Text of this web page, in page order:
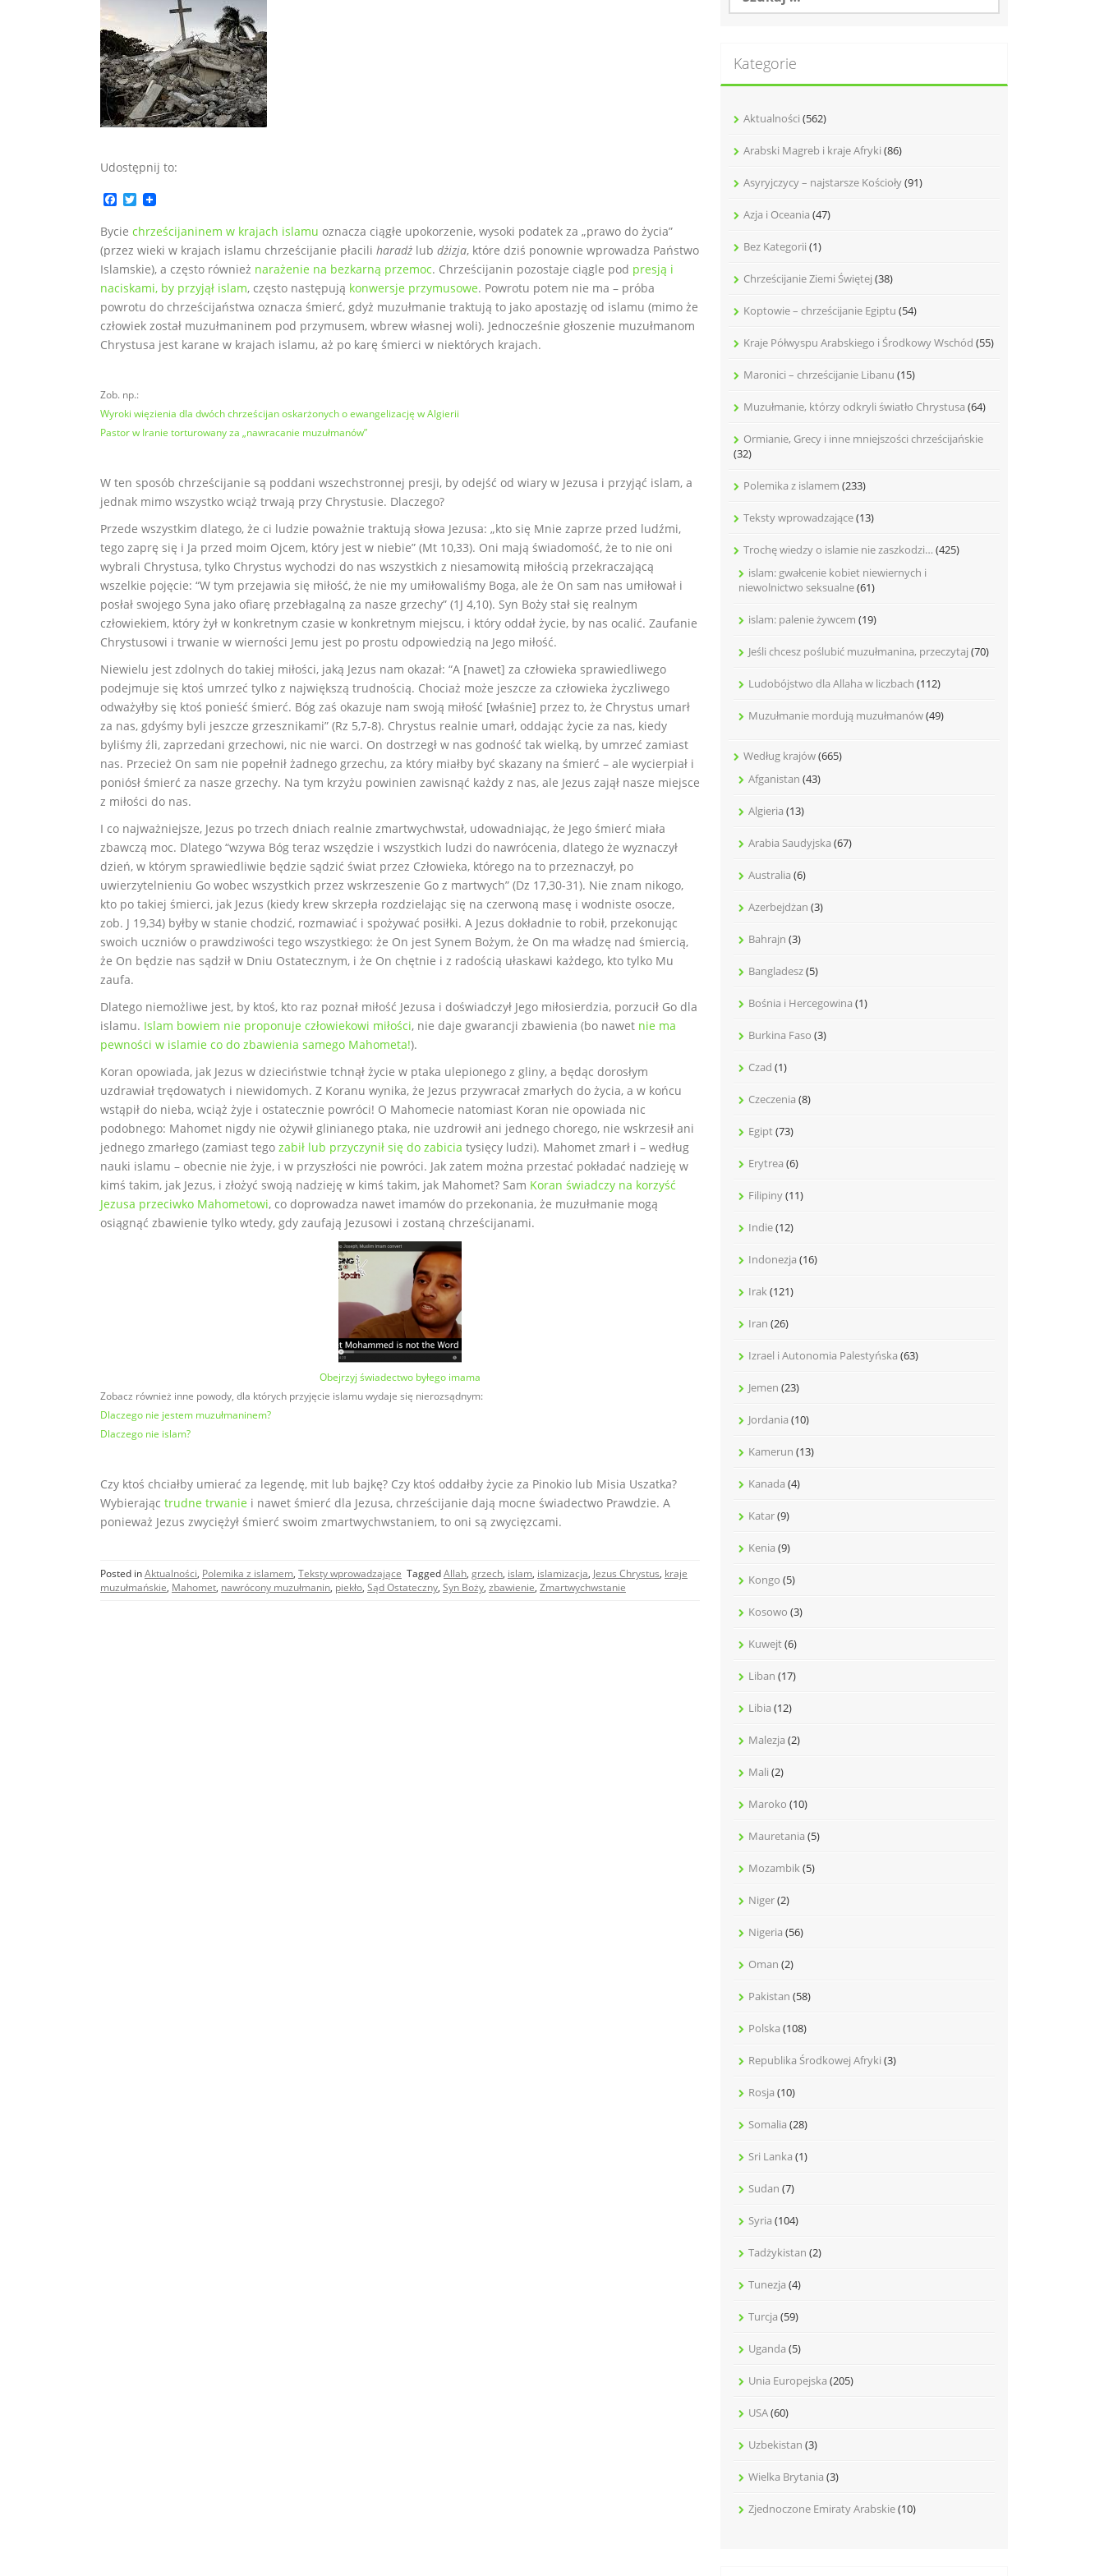
Udostępnij to:
c
e
b
o
o
k
T
i
t
t
e
r
Bycie chrześcijaninem w krajach islamu oznacza ciągłe upokorzenie, wysoki podatek za „prawo do życia”
(przez wieki w krajach islamu chrześcijanie płacili haradż lub dżizja, które dziś ponownie wprowadza Państwo
Islamskie), a często również narażenie na bezkarną przemoc. Chrześcijanin pozostaje ciągle pod presją i
naciskami, by przyjął islam, często następują konwersje przymusowe. Powrotu potem nie ma – próba
powrotu do chrześcijaństwa oznacza śmierć, gdyż muzułmanie traktują to jako apostazję od islamu (mimo że
człowiek został muzułmaninem pod przymusem, wbrew własnej woli). Jednocześnie głoszenie muzułmanom
Chrystusa jest karane w krajach islamu, aż po karę śmierci w niektórych krajach.
Zob. np.:
Wyroki więzienia dla dwóch chrześcijan oskarżonych o ewangelizację w Algierii
Pastor w Iranie torturowany za „nawracanie muzułmanów”
W ten sposób chrześcijanie są poddani wszechstronnej presji, by odejść od wiary w Jezusa i przyjąć islam, a
jednak mimo wszystko wciąż trwają przy Chrystusie. Dlaczego?
Przede wszystkim dlatego, że ci ludzie poważnie traktują słowa Jezusa: „kto się Mnie zaprze przed ludźmi,
tego zaprę się i Ja przed moim Ojcem, który jest w niebie” (Mt 10,33). Oni mają świadomość, że to nie oni
wybrali Chrystusa, tylko Chrystus wychodzi do nas wszystkich z niesamowitą miłością przekraczającą
wszelkie pojęcie: “W tym przejawia się miłość, że nie my umiłowaliśmy Boga, ale że On sam nas umiłował i
posłał swojego Syna jako ofiarę przebłagalną za nasze grzechy” (1J 4,10). Syn Boży stał się realnym
człowiekiem, który żył w konkretnym czasie w konkretnym miejscu, i który oddał życie, by nas ocalić. Zaufanie
Chrystusowi i trwanie w wierności Jemu jest po prostu odpowiedzią na Jego miłość.
Niewielu jest zdolnych do takiej miłości, jaką Jezus nam okazał: “A [nawet] za człowieka sprawiedliwego
podejmuje się ktoś umrzeć tylko z największą trudnością. Chociaż może jeszcze za człowieka życzliwego
odważyłby się ktoś ponieść śmierć. Bóg zaś okazuje nam swoją miłość [właśnie] przez to, że Chrystus umarł
za nas, gdyśmy byli jeszcze grzesznikami” (Rz 5,7-8). Chrystus realnie umarł, oddając życie za nas, kiedy
byliśmy źli, zaprzedani grzechowi, nic nie warci. On dostrzegł w nas godność tak wielką, by umrzeć zamiast
nas. Przecież On sam nie popełnił żadnego grzechu, za który miałby być skazany na śmierć – ale wycierpiał i
poniósł śmierć za nasze grzechy. Na tym krzyżu powinien zawisnąć każdy z nas, ale Jezus zajął nasze miejsce
z miłości do nas.
I co najważniejsze, Jezus po trzech dniach realnie zmartwychwstał, udowadniając, że Jego śmierć miała
zbawczą moc. Dlatego “wzywa Bóg teraz wszędzie i wszystkich ludzi do nawrócenia, dlatego że wyznaczył
dzień, w którym sprawiedliwie będzie sądzić świat przez Człowieka, którego na to przeznaczył, po
uwierzytelnieniu Go wobec wszystkich przez wskrzeszenie Go z martwych” (Dz 17,30-31). Nie znam nikogo,
kto po takiej śmierci, jak Jezus (kiedy krew skrzepła rozdzielając się na czerwoną masę i wodniste osocze,
zob. J 19,34) byłby w stanie chodzić, rozmawiać i spożywać posiłki. A Jezus dokładnie to robił, przekonując
swoich uczniów o prawdziwości tego wszystkiego: że On jest Synem Bożym, że On ma władzę nad śmiercią,
że On będzie nas sądził w Dniu Ostatecznym, i że On chętnie i z radością ułaskawi każdego, kto tylko Mu
zaufa.
Dlatego niemożliwe jest, by ktoś, kto raz poznał miłość Jezusa i doświadczył Jego miłosierdzia, porzucił Go dla
islamu. Islam bowiem nie proponuje człowiekowi miłości, nie daje gwarancji zbawienia (bo nawet nie ma
pewności w islamie co do zbawienia samego Mahometa!).
Koran opowiada, jak Jezus w dzieciństwie tchnął życie w ptaka ulepionego z gliny, a będąc dorosłym
uzdrawiał trędowatych i niewidomych. Z Koranu wynika, że Jezus przywracał zmarłych do życia, a w końcu
wstąpił do nieba, wciąż żyje i ostatecznie powróci! O Mahomecie natomiast Koran nie opowiada nic
podobnego: Mahomet nigdy nie ożywił glinianego ptaka, nie uzdrowił ani jednego chorego, nie wskrzesił ani
jednego zmarłego (zamiast tego zabił lub przyczynił się do zabicia tysięcy ludzi). Mahomet zmarł i – według
nauki islamu – obecnie nie żyje, i w przyszłości nie powróci. Jak zatem można przestać pokładać nadzieję w
kimś takim, jak Jezus, i złożyć swoją nadzieję w kimś takim, jak Mahomet? Sam Koran świadczy na korzyść
Jezusa przeciwko Mahometowi, co doprowadza nawet imamów do przekonania, że muzułmanie mogą
osiągnąć zbawienie tylko wtedy, gdy zaufają Jezusowi i zostaną chrześcijanami.
Obejrzyj świadectwo byłego imama
Zobacz również inne powody, dla których przyjęcie islamu wydaje się nierozsądnym:
Dlaczego nie jestem muzułmaninem?
Dlaczego nie islam?
Czy ktoś chciałby umierać za legendę, mit lub bajkę? Czy ktoś oddałby życie za Pinokio lub Misia Uszatka?
Wybierając trudne trwanie i nawet śmierć dla Jezusa, chrześcijanie dają mocne świadectwo Prawdzie. A
ponieważ Jezus zwyciężył śmierć swoim zmartwychwstaniem, to oni są zwycięzcami.
Posted inAktualności, Polemika z islamem, Teksty wprowadzające TaggedAllah, grzech, islam, islamizacja, Jezus Chrystus, kraje
muzułmańskie, Mahomet, nawrócony muzułmanin, piekło, Sąd Ostateczny, Syn Boży, zbawienie, Zmartwychwstanie
u
:
Kategorie
Aktualności (562)
Arabski Magreb i kraje Afryki (86)
Asyryjczycy – najstarsze Kościoły(91)
Azja i Oceania (47)
Bez Kategorii (1)
Chrześcijanie Ziemi Świętej (38)
Koptowie – chrześcijanie Egiptu (54)
Kraje Półwyspu Arabskiego i Środkowy Wschód (55)
Maronici – chrześcijanie Libanu (15)
Muzułmanie, którzy odkryli światło Chrystusa (64)
Ormianie, Grecy i inne mniejszości chrześcijańskie
(32)
Polemika z islamem (233)
Teksty wprowadzające(13)
Trochę wiedzy o islamie nie zaszkodzi… (425)
islam: gwałcenie kobiet niewiernych i
niewolnictwo seksualne(61)
islam: palenie żywcem (19)
Jeśli chcesz poślubić muzułmanina, przeczytaj (70)
Ludobójstwo dla Allaha w liczbach (112)
Muzułmanie mordują muzułmanów(49)
Według krajów(665)
Afganistan (43)
Algieria (13)
Arabia Saudyjska (67)
Australia (6)
Azerbejdżan (3)
Bahrajn (3)
Bangladesz(5)
Bośnia i Hercegowina (1)
Burkina Faso (3)
Czad (1)
Czeczenia (8)
Egipt(73)
Erytrea (6)
Filipiny(11)
Indie(12)
Indonezja (16)
Irak(121)
Iran (26)
Izrael i Autonomia Palestyńska (63)
Jemen (23)
Jordania (10)
Kamerun (13)
Kanada (4)
Katar(9)
Kenia (9)
Kongo (5)
Kosowo (3)
Kuwejt(6)
Liban (17)
Libia (12)
Malezja (2)
Mali (2)
Maroko (10)
Mauretania (5)
Mozambik(5)
Niger(2)
Nigeria (56)
Oman (2)
Pakistan (58)
Polska (108)
Republika Środkowej Afryki (3)
Rosja (10)
Somalia (28)
Sri Lanka (1)
Sudan (7)
Syria (104)
Tadżykistan (2)
Tunezja (4)
Turcja (59)
Uganda (5)
Unia Europejska (205)
USA(60)
Uzbekistan (3)
Wielka Brytania (3)
Zjednoczone Emiraty Arabskie(10)